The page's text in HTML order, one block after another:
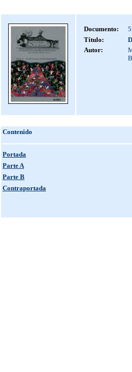
Documento:
Título:
Autor:
Contenido
Portada
Parte A
Parte B
Contraportada